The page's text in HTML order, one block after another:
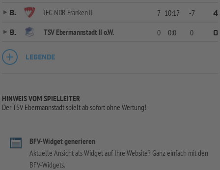
8.
JFG NDR Franken II 7 10:17 -7
4
9.
TSV Ebermannstadt II o.W. 0 0:0 0 0
LEGENDE
HINWEIS VOM SPIELLEITER
Der TSV Ebermannstadt spielt ab sofort ohne Wertung!
BFV-Widget generieren
Aktuelle Ansicht als Widget auf Ihre Website? Ganz einfach mit den
BFV-Widgets.